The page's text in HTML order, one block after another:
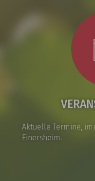
Aktuelle Termine,
Einersheim.